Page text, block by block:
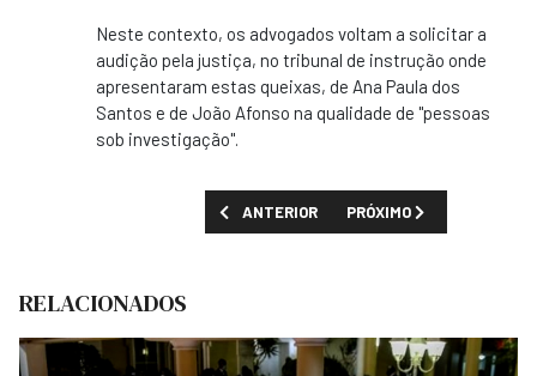
Neste contexto, os advogados voltam a solicitar a
audição pela justiça, no tribunal de instrução onde
apresentaram estas queixas, de Ana Paula dos
Santos e de João Afonso na qualidade de "pessoas
sob investigação".
ARTIGO ANTERIOR: JOÃO LOURENÇO JÁ
ANTERIOR PRÓXIMO ARTIGO:
PRÓXIMO
RELACIONADOS